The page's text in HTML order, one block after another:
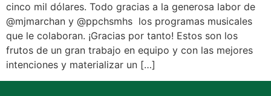
cinco mil dólares. Todo gracias a la generosa labor de
@mjmarchan y @ppchsmhs los programas musicales
que le colaboran. ¡Gracias por tanto! Estos son los
frutos de un gran trabajo en equipo y con las mejores
intenciones y materializar un […]